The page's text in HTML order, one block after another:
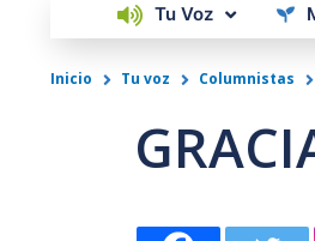
Tu Voz
Inicio Tu voz Columnistas